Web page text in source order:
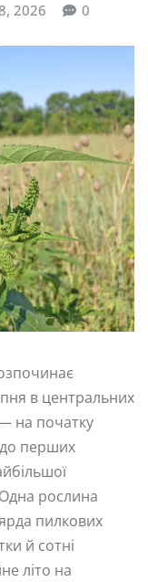
2026 0
в центральних
— на початку
перших
Одна рослина
пилкових
й сотні
літо на